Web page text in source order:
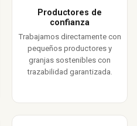
Productores de
confianza
Trabajamos directamente con
pequeños productores y
granjas sostenibles con
trazabilidad garantizada.